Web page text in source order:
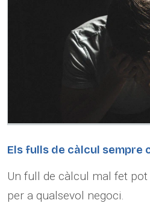
Els fulls de càlcul sempre
Un full de càlcul mal fet
per a qualsevol negoci.